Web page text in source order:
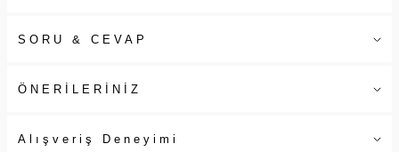
SORU & CEVAP
ÖNERİLERİNİZ
Alışveriş Deneyimi